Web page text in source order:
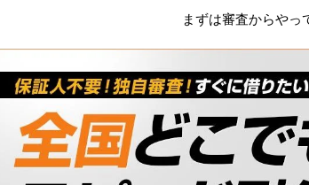
まずは審査からやっ